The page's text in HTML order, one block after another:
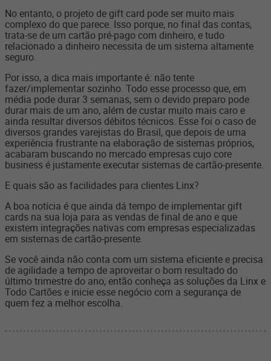
No entanto, o projeto de gift card pode ser muito mais
complexo do que parece. Isso porque, no final das contas,
trata-se de um cartão pré-pago com dinheiro, e tudo
relacionado a dinheiro necessita de um sistema altamente
seguro.
Por isso, a dica mais importante é: não tente
fazer/implementar sozinho. Todo esse processo que, em
média pode durar 3 semanas, sem o devido preparo pode
durar mais de um ano, além de custar muito mais caro e
ainda resultar diversos débitos técnicos. Esse foi o caso de
diversos grandes varejistas do Brasil, que depois de uma
experiência frustrante na elaboração de sistemas próprios,
acabaram buscando no mercado empresas cujo core
business é justamente executar sistemas de cartão-presente.
E quais são as facilidades para clientes Linx?
A boa notícia é que ainda dá tempo de implementar gift
cards na sua loja para as vendas de final de ano e que
existem integrações nativas com empresas especializadas
em sistemas de cartão-presente.
Se você ainda não conta com um sistema eficiente e precisa
de agilidade a tempo de aproveitar o bom resultado do
último trimestre do ano, então conheça as soluções da Linx e
Todo Cartões e inicie esse negócio com a segurança de
quem fez a melhor escolha.